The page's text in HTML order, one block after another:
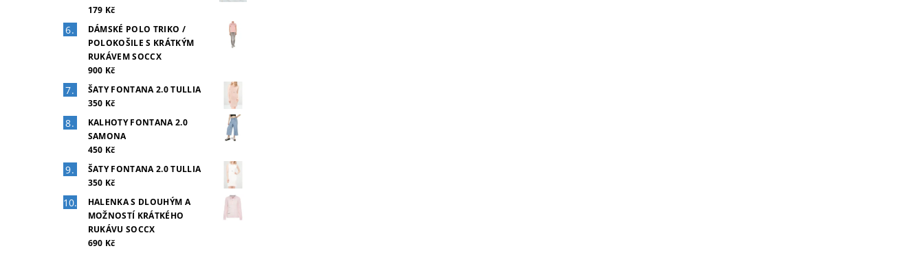
179 Kč
DÁMSKÉ POLO TRIKO /
POLOKOŠILE S KRÁTKÝM
RUKÁVEM SOCCX
900 Kč
ŠATY FONTANA 2.0 TULLIA
350 Kč
KALHOTY FONTANA 2.0
SAMONA
450 Kč
ŠATY FONTANA 2.0 TULLIA
350 Kč
HALENKA S DLOUHÝM A
MOŽNOSTÍ KRÁTKÉHO
RUKÁVU SOCCX
690 Kč